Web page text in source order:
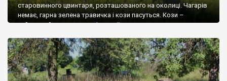
старовинного цвинтаря, розташованого на околиці. Чагарів
немає, гарна зелена травичка і кози пасуться. Кози –
найкращий регулятор шкідливої, для старих кладовищ,
бруньками, кози ті бруньки обгризають, бо то улюблений
делікатес. На цвинтарі у Голубечому ціла колекція
різноманітних форм хрестів. Село відносно невелике, […]